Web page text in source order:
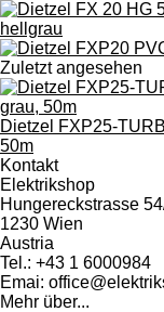
Zuletzt angesehen
Dietzel FXP25-
50m
Kontakt
Elektrikshop
Hungereckstrasse
1230 Wien
Austria
Tel.: +43 1 6000984
Emai:
Mehr über...